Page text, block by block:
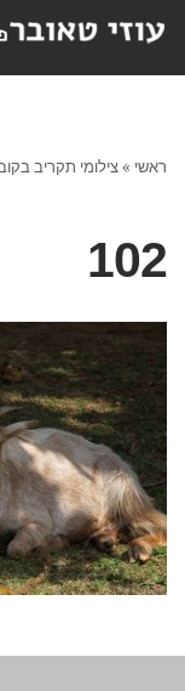
ראשי »צילומי תקריב
102